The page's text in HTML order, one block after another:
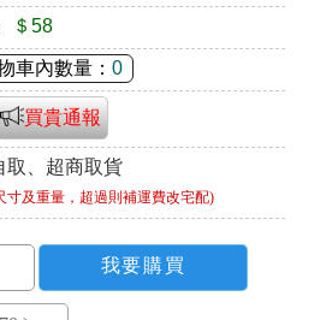
＄58
車內數量： 0
買貴通報
取、超商取貨
寸及重量，超過則補運費改宅配)